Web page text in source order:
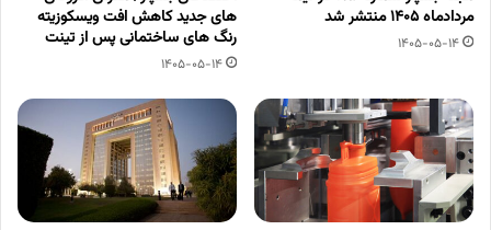
مردادماه 1405 منتشر شد
1405-05-14
های جدید کاهش افت ویسکوزیته
رنگ های ساختمانی پس از تینت
1405-05-14